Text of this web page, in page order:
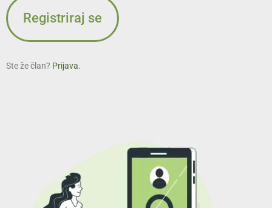
Registriraj se
Ste že član? Prijava.